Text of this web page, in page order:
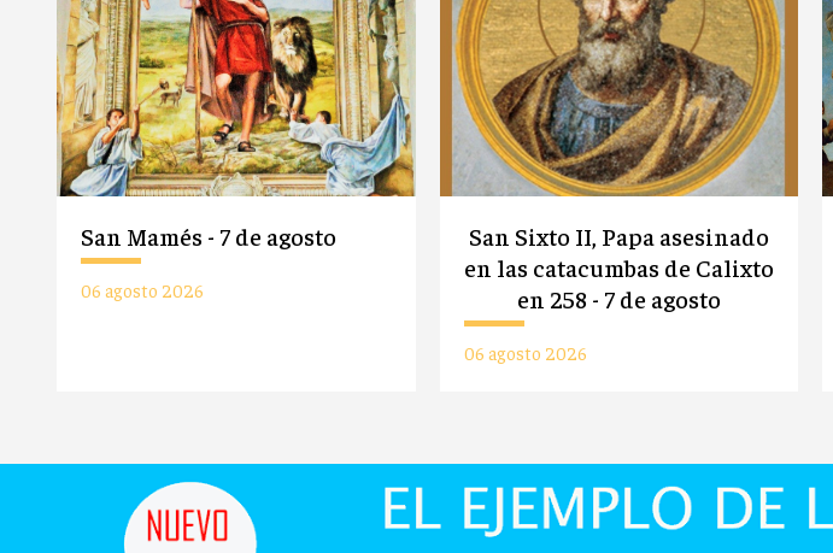
San Mamés - 7 de agosto
06 agosto 2026
San Sixto II, Papa asesinado
en las catacumbas de Calixto
en 258 - 7 de agosto
06 agosto 2026